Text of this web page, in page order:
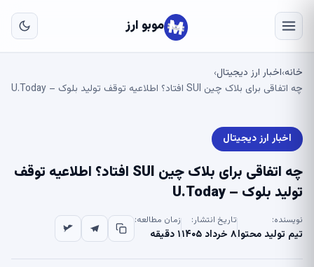
موبو ارز
خانه›اخبار ارز دیجیتال›
چه اتفاقی برای بلاک چین SUI افتاد؟ اطلاعیه توقف تولید بلوک – U.Today
اخبار ارز دیجیتال
چه اتفاقی برای بلاک چین SUI افتاد؟ اطلاعیه توقف
تولید بلوک – U.Today
نویسنده:
تیم تولید محتوا
تاریخ انتشار:
۸ خرداد ۱۴۰۵
زمان مطالعه:
۱ دقیقه